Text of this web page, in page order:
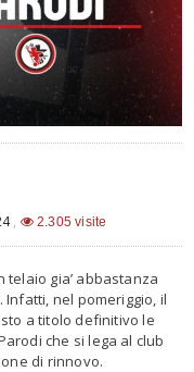
, 2.305 visite
telaio gia’ abbastanza
nel pomeriggio, il
a titolo definitivo le
che si lega al club
di rinnovo.